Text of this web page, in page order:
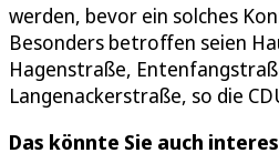
werden, bevor ein solches
Besonders betroffen seien
Hagenstraße,
Langenackerstraße, so die
Das könnte Sie auch